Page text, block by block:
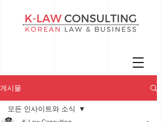
게시물
모든 인사이트와 소식